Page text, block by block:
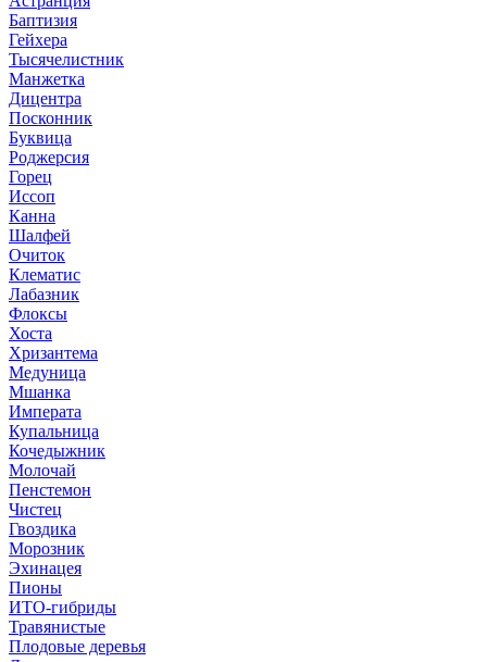
Баптизия
Гейхера
Тысячелистник
Манжетка
Дицентра
Посконник
Буквица
Роджерсия
Горец
Иссоп
Канна
Шалфей
Очиток
Клематис
Лабазник
Флоксы
Хоста
Хризантема
Медуница
Мшанка
Императа
Купальница
Кочедыжник
Молочай
Пенстемон
Чистец
Гвоздика
Морозник
Эхинацея
Пионы
ИТО-гибриды
Травянистые
Плодовые деревья